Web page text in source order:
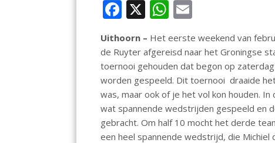
F
ac
e
b
o
o
k
X W
h
at
s
A
p
p
ai
l
Uithoorn – Het eerste weekend van
de Ruyter afgereisd naar het Groningse
toernooi gehouden dat begon op
worden gespeeld. Dit toernooi draaide
was, maar ook of je het vol kon houden.
wat spannende wedstrijden gespeeld en
gebracht. Om half 10 mocht het derde
een heel spannende wedstrijd, die